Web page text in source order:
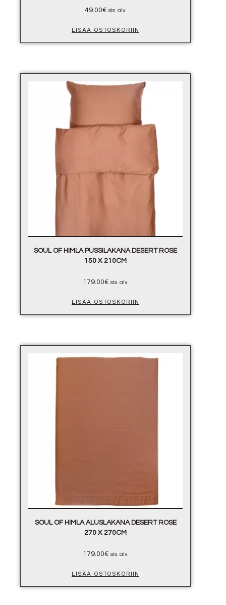
49.00€ sis. alv.
LISÄÄ OSTOSKORIIN
SOUL OF HIMLA PUSSILAKANA DESERT ROSE
150 X 210CM
179.00€ sis. alv.
LISÄÄ OSTOSKORIIN
SOUL OF HIMLA ALUSLAKANA DESERT ROSE
270 X 270CM
179.00€ sis. alv.
LISÄÄ OSTOSKORIIN